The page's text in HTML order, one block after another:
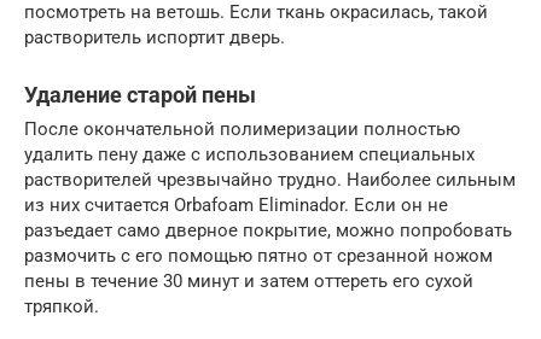
посмотреть на ветошь. Если ткань окрасилась, такой
растворитель испортит дверь.
Удаление старой пены
После окончательной полимеризации полностью
удалить пену даже с использованием специальных
растворителей чрезвычайно трудно. Наиболее сильным
из них считается Orbafoam Eliminador. Если он не
разъедает само дверное покрытие, можно попробовать
размочить с его помощью пятно от срезанной ножом
пены в течение 30 минут и затем оттереть его сухой
тряпкой.